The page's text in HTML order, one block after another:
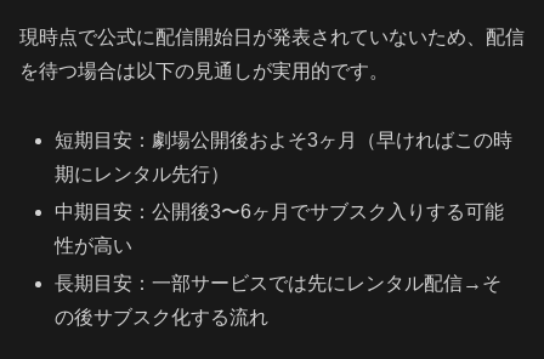
現時点で公式に配信開始日が発表されていないため、配信
を待つ場合は以下の見通しが実用的です。
短期目安：劇場公開後およそ3ヶ月（早ければこの時
期にレンタル先行）
中期目安：公開後3〜6ヶ月でサブスク入りする可能
性が高い
長期目安：一部サービスでは先にレンタル配信→そ
の後サブスク化する流れ